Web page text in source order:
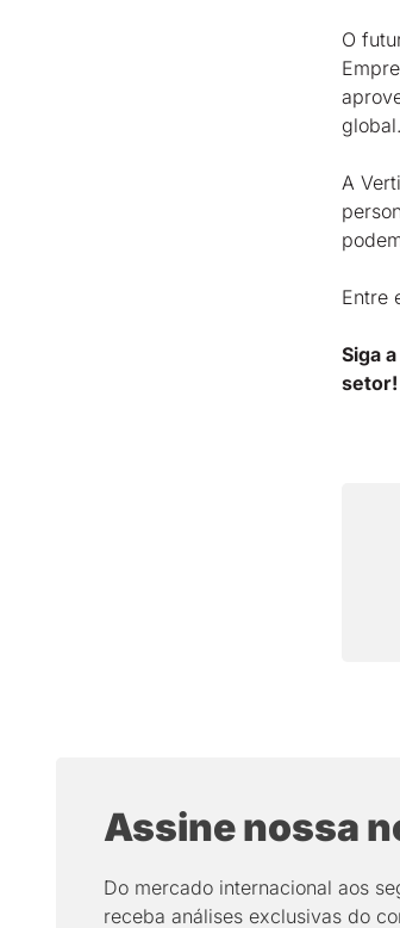
O
global.
A
Entre
Siga
setor!
Assine nossa
Do mercado internacional aos
receba análises exclusivas do